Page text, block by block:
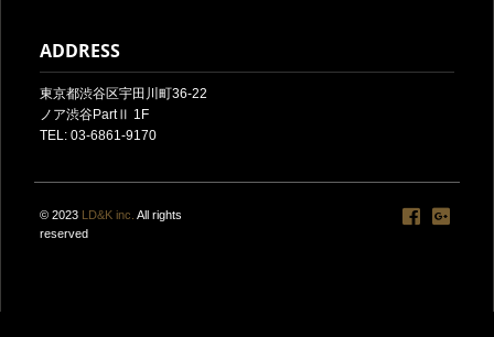
ADDRESS
東京都渋谷区宇田川町36-22
ノア渋谷PartⅡ 1F
TEL: 03-6861-9170
© 2023 LD&K inc. All rights
reserved